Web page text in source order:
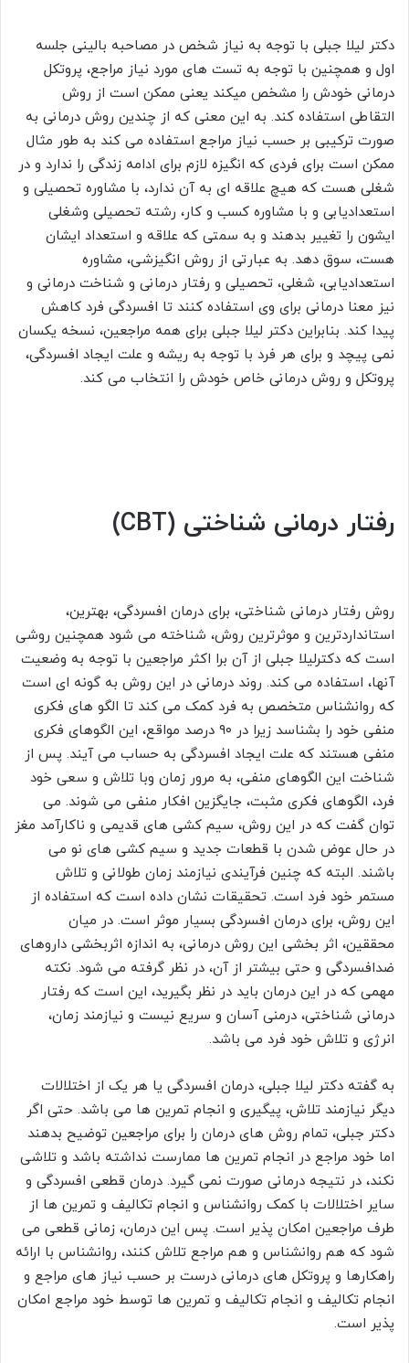
دکتر لیلا جبلی با توجه به نیاز شخص در مصاحبه بالینی جلسه
اول و همچنین با توجه به تست های مورد نیاز مراجع، پروتکل
درمانی خودش را مشخص میکند یعنی ممکن است از روش
التقاطی استفاده کند. به این معنی که از چندین روش درمانی به
صورت ترکیبی بر حسب نیاز مراجع استفاده می کند به طور مثال
ممکن است برای فردی که انگیزه لازم برای ادامه زندگی را ندارد و در
شغلی هست که هیچ علاقه ای به آن ندارد، با مشاوره تحصیلی و
استعدادیابی و با مشاوره کسب و کار، رشته تحصیلی وشغلی
ایشون را تغییر بدهند و به سمتی که علاقه و استعداد ایشان
هست، سوق دهد. به عبارتی از روش انگیزشی، مشاوره
استعدادیابی، شغلی، تحصیلی و رفتار درمانی و شناخت درمانی و
نیز معنا درمانی برای وی استفاده کنند تا افسردگی فرد کاهش
پیدا کند. بنابراین دکتر لیلا جبلی برای همه مراجعین، نسخه یکسان
نمی پیچد و برای هر فرد با توجه به ریشه و علت ایجاد افسردگی،
پروتکل و روش درمانی خاص خودش را انتخاب می کند.
رفتار درمانی شناختی (CBT
)
روش رفتار درمانی شناختی، برای درمان افسردگی، بهترین،
استانداردترین و موثرترین روش، شناخته می شود همچنین روشی
است که دکترلیلا جبلی از آن برا اکثر مراجعین با توجه به وضعیت
آنها، استفاده می کند. روند درمانی در این روش به گونه ای است
که روانشناس متخصص به فرد کمک می کند تا الگو های فکری
منفی خود را بشناسد زیرا در ۹۰ درصد مواقع، این الگوهای فکری
منفی هستند که علت ایجاد افسردگی به حساب می آیند. پس از
شناخت این الگوهای منفی، به مرور زمان وبا تلاش و سعی خود
فرد، الگوهای فکری مثبت، جایگزین افکار منفی می شوند. می
توان گفت که در این روش، سیم کشی های قدیمی و ناکارآمد مغز
در حال عوض شدن با قطعات جدید و سیم کشی های نو می
باشند. البته که چنین فرآیندی نیازمند زمان طولانی و تلاش
مستمر خود فرد است. تحقیقات نشان داده است که استفاده از
این روش، برای درمان افسردگی بسیار موثر است. در میان
محققین، اثر بخشی این روش درمانی، به اندازه اثربخشی داروهای
ضدافسردگی و حتی بیشتر از آن، در نظر گرفته می شود. نکته
مهمی که در این درمان باید در نظر بگیرید، این است که رفتار
درمانی شناختی، درمنی آسان و سریع نیست و نیازمند زمان،
انرژی و تلاش خود فرد می باشد.
به گفته دکتر لیلا جبلی، درمان افسردگی یا هر یک از اختلالات
دیگر نیازمند تلاش، پیگیری و انجام تمرین ها می باشد. حتی اگر
دکتر جبلی، تمام روش های درمان را برای مراجعین توضیح بدهند
اما خود مراجع در انجام تمرین ها ممارست نداشته باشد و تلاشی
نکند، در نتیجه درمانی صورت نمی گیرد. درمان قطعی افسردگی و
سایر اختلالات با کمک روانشناس و انجام تکالیف و تمرین ها از
طرف مراجعین امکان پذیر است. پس این درمان، زمانی قطعی می
شود که هم روانشناس و هم مراجع تلاش کنند، روانشناس با ارائه
راهکارها و پروتکل های درمانی درست بر حسب نیاز های مراجع و
انجام تکالیف و انجام تکالیف و تمرین ها توسط خود مراجع امکان
پذیر است.